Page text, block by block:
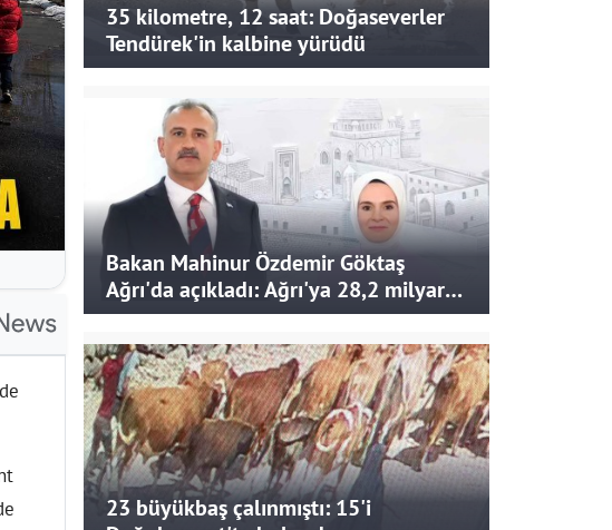
35 kilometre, 12 saat: Doğaseverler
Tendürek'in kalbine yürüdü
Bakan Mahinur Özdemir Göktaş
Ağrı'da açıkladı: Ağrı'ya 28,2 milyar
liralık yatırım ve destek sağlandı
23 büyükbaş çalınmıştı: 15'i